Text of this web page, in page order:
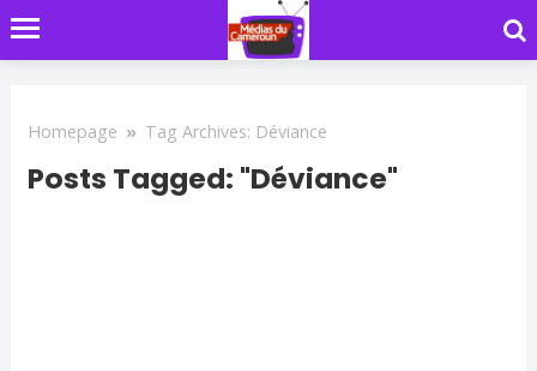
Homepage » Tag Archives: Déviance
Posts Tagged: "Déviance"